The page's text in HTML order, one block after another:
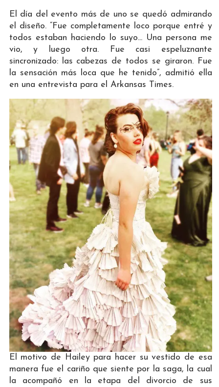
El día del evento más de uno se quedó admirando
el diseño. “Fue completamente loco porque entré y
todos estaban haciendo lo suyo... Una persona me
vio, y luego otra. Fue casi espeluznante
sincronizado: las cabezas de todos se giraron. Fue
la sensación más loca que he tenido”, admitió ella
en una entrevista para el Arkansas Times.
El motivo de Hailey para hacer su vestido de esa
manera fue el cariño que siente por la saga, la cual
la acompañó en la etapa del divorcio de sus